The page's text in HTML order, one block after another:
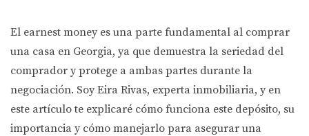
El earnest money es una parte fundamental al comprar
una casa en Georgia, ya que demuestra la seriedad del
comprador y protege a ambas partes durante la
negociación. Soy Eira Rivas, experta inmobiliaria, y en
este artículo te explicaré cómo funciona este depósito, su
importancia y cómo manejarlo para asegurar una